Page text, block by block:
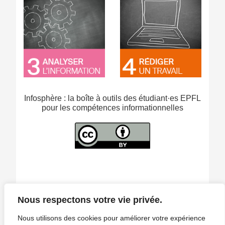
Nous respectons votre vie privée.
Nous utilisons des cookies pour améliorer votre expérience
Infosphère : la boîte à outils des étudiant·es EPFL
pour les compétences informationnelles
Infosphère
library@epfl.ch